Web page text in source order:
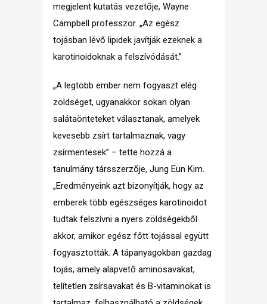
megjelent kutatás vezetője, Wayne
Campbell professzor. „Az egész
tojásban lévő lipidek javítják ezeknek a
karotinoidoknak a felszívódását.”
„A legtöbb ember nem fogyaszt elég
zöldséget, ugyanakkor sokan olyan
salátaönteteket választanak, amelyek
kevesebb zsírt tartalmaznak, vagy
zsírmentesek” – tette hozzá a
tanulmány társszerzője, Jung Eun Kim.
„Eredményeink azt bizonyítják, hogy az
emberek több egészséges karotinoidot
tudtak felszívni a nyers zöldségekből
akkor, amikor egész főtt tojással együtt
fogyasztották. A tápanyagokban gazdag
tojás, amely alapvető aminosavakat,
telítetlen zsírsavakat és B-vitaminokat is